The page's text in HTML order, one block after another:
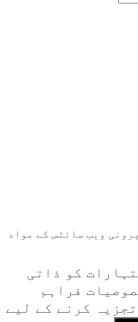
بیرونی ویب سائٹس کے مواد
کو ذاتی
فراہم
کرنے کے لیے